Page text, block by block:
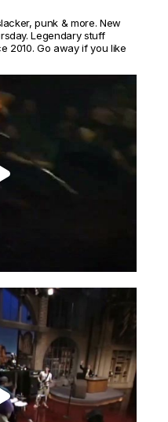
punk & more. New
Legendary stuff
2010. Go away if you like